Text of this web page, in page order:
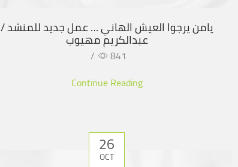
يامن يرجوا العيش الهاني … عمل جديد للمنشد /
عبدالكريم مهيوب
/
841
Continue Reading
26
OCT